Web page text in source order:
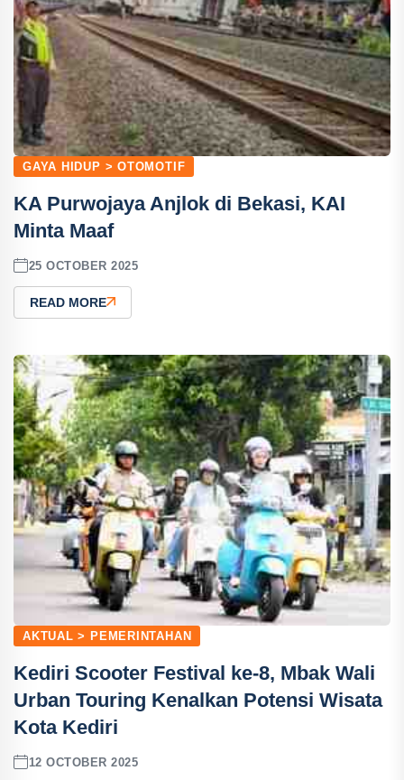
GAYA HIDUP > OTOMOTIF
KA Purwojaya Anjlok di Bekasi, KAI
Minta Maaf
25 OCTOBER 2025
READ MORE
AKTUAL > PEMERINTAHAN
Kediri Scooter Festival ke-8, Mbak Wali
Urban Touring Kenalkan Potensi Wisata
Kota Kediri
12 OCTOBER 2025